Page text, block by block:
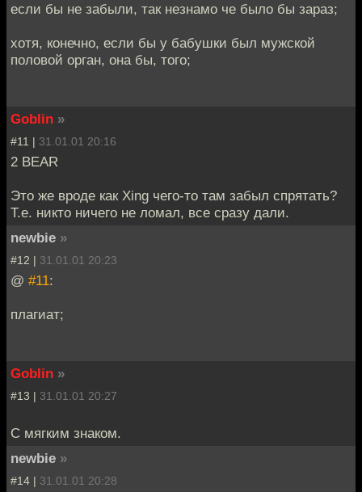
если бы не забыли, так незнамо че было бы зараз;
хотя, конечно, если бы у бабушки был мужской
половой орган, она бы, того;
Goblin »
#11 | 31.01.01 20:16
2 BEAR
Это же вроде как Xing чего-то там забыл спрятать?
Т.е. никто ничего не ломал, все сразу дали.
newbie »
#12 | 31.01.01 20:23
@ #11:
плагиат;
Goblin »
#13 | 31.01.01 20:27
С мягким знаком.
newbie »
#14 | 31.01.01 20:28